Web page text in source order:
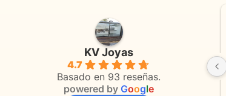
KV Joyas
4.7
Basado en 93 reseñas.
powered by Google
Adriana Ghisoli
hace 3 meses
Muy buena atención, con amabilidad y
orientaciones convenientes